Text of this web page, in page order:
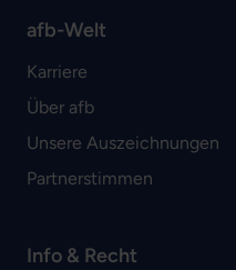
afb-Welt
Karriere
Über afb
Unsere Auszeichnungen
Partnerstimmen
Info & Recht